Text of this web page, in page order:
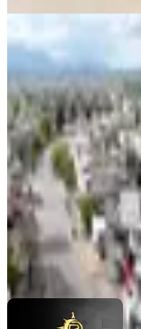
3+1
YENİ ROTA
Ara